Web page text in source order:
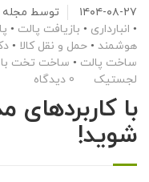
۱۴۰۴-۰۸-۲۷ توسط
• انبارداری • بازیافت پالت •
هوشمند • حمل و نقل کالا •
ساخت پالت • ساخت تخت با
لجستیک
0 دیدگاه
با کاربردهای
شوید!